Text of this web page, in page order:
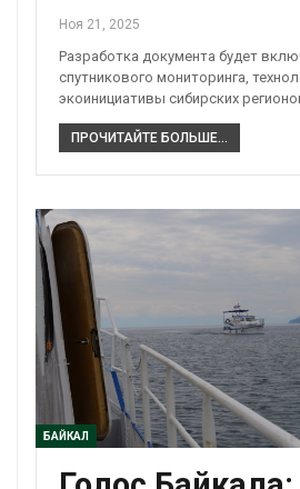
Ноя 21, 2025
Разработка документа будет
спутникового мониторинга,
экоинициативы сибирских
ПРОЧИТАЙТЕ БОЛЬШЕ...
БАЙКАЛ